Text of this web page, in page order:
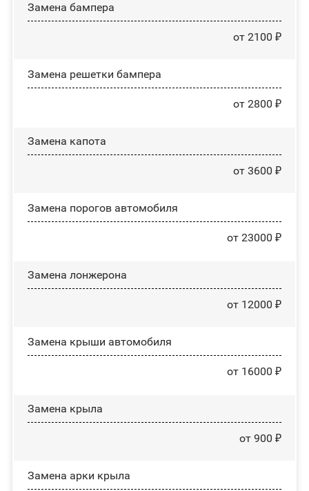
Замена бампера
от 2100 ₽
Замена решетки бампера
от 2800 ₽
Замена капота
от 3600 ₽
Замена порогов автомобиля
от 23000 ₽
Замена лонжерона
от 12000 ₽
Замена крыши автомобиля
от 16000 ₽
Замена крыла
от 900 ₽
Замена арки крыла